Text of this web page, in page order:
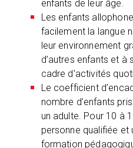
enfants de leur âge.
Les enfants
facilement la langue
leur environnement
d’autres enfants et à
cadre d’activités
Le coefficient
nombre d’enfants
un adulte. Pour 10 à
personne qualifiée et
formation